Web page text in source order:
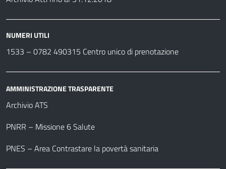
NUMERI UTILI
1533 – 0782 490315 Centro unico di prenotazione
AMMINISTRAZIONE TRASPARENTE
Archivio ATS
PNRR – Missione 6 Salute
PNES – Area Contrastare la povertà sanitaria